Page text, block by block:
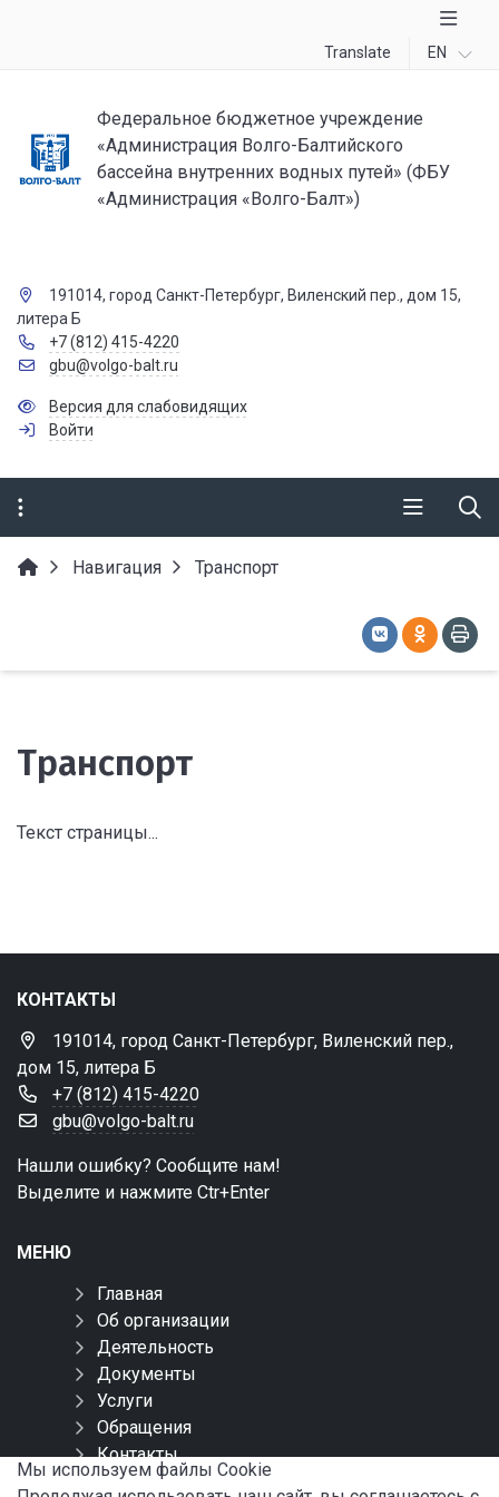
Translate EN
Федеральное бюджетное учреждение
«Администрация Волго-Балтийского
бассейна внутренних водных путей» (ФБУ
«Администрация «Волго-Балт»)
191014, город Санкт-Петербург, Виленский пер., дом 15,
литера Б
+7 (812) 415-4220
gbu@volgo-balt.ru
Версия для слабовидящих
Войти
Навигация Транспорт
Транспорт
Текст страницы...
КОНТАКТЫ
191014, город Санкт-Петербург, Виленский пер.,
дом 15, литера Б
+7 (812) 415-4220
gbu@volgo-balt.ru
Нашли ошибку? Сообщите нам!
Выделите и нажмите Ctr+Enter
МЕНЮ
Главная
Об организации
Деятельность
Документы
Услуги
Обращения
Контакты
Карта сайта
Мы используем файлы Сookie